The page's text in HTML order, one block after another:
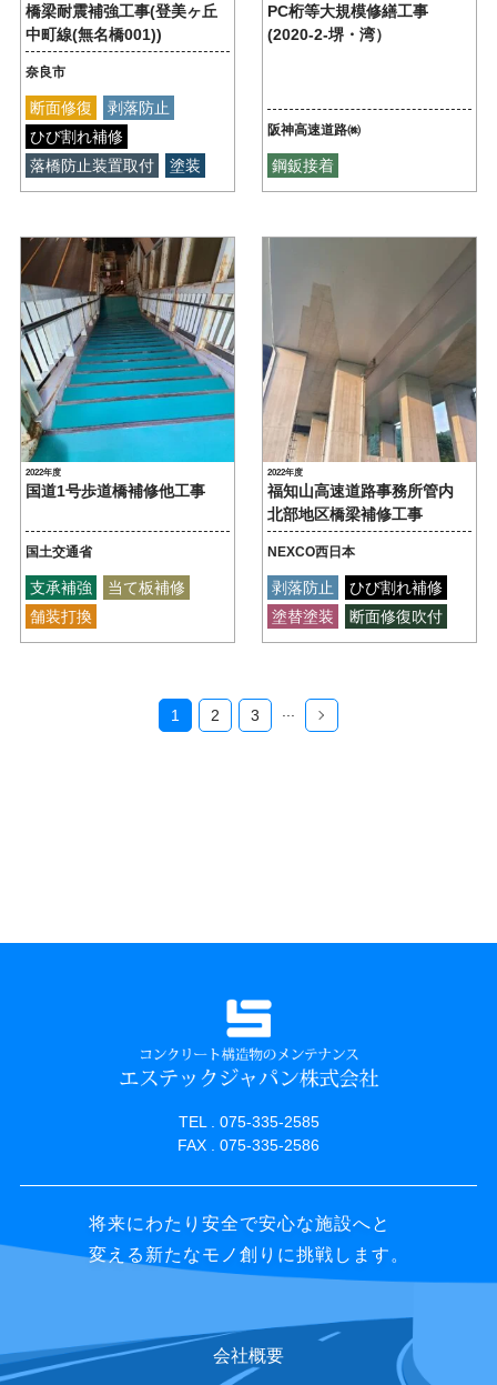
橋梁耐震補強工事(登美ヶ丘
中町線(無名橋001))
奈良市
断面修復
剥落防止
ひび割れ補修
落橋防止装置取付
塗装
PC桁等大規模修繕工事
(2020-2-堺・湾）
阪神高速道路㈱
鋼鈑接着
2022年度
国道1号歩道橋補修他工事
国土交通省
支承補強
当て板補修
舗装打換
2022年度
福知山高速道路事務所管内
北部地区橋梁補修工事
NEXCO西日本
剥落防止
ひび割れ補修
塗替塗装
断面修復吹付
1 2 3
TEL . 075-335-2585
FAX . 075-335-2586
将来にわたり安全で安心な施設へと
変える新たなモノ創りに挑戦します。
会社概要